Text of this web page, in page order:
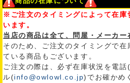
※ご注文のタイミングによって在庫
います。
当店の商品は全て、問屋・メーカー
そのため、ご注文のタイミングで在
ている商品もございます。
ご注文の際は、必ず在庫状況を電
ル(info@owlowl.co.jp)でお確かめ